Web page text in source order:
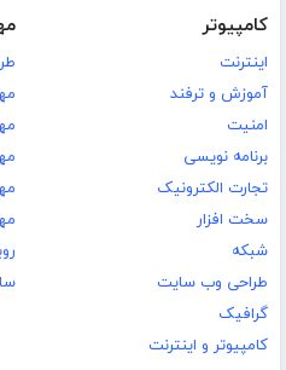
کامپیوتر
اینترنت
آموزش و ترفند
امنیت
برنامه نویسی
تجارت الکترونیک
سخت افزار
شبکه
طراحی وب سایت
گرافیک
کامپیوتر و اینترنت